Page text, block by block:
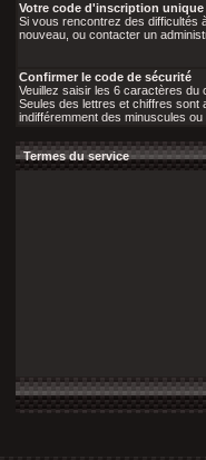
Votre code d'inscription unique
Si vous rencontrez des difficultés
nouveau, ou contacter un
Confirmer le code de sécurité
Veuillez saisir les 6 caractères du
Seules des lettres et chiffres sont
indifféremment des minuscules ou
Termes du service